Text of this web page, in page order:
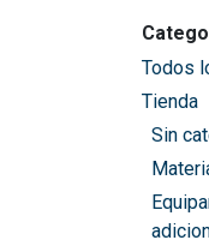
Todos
Tienda
Sin